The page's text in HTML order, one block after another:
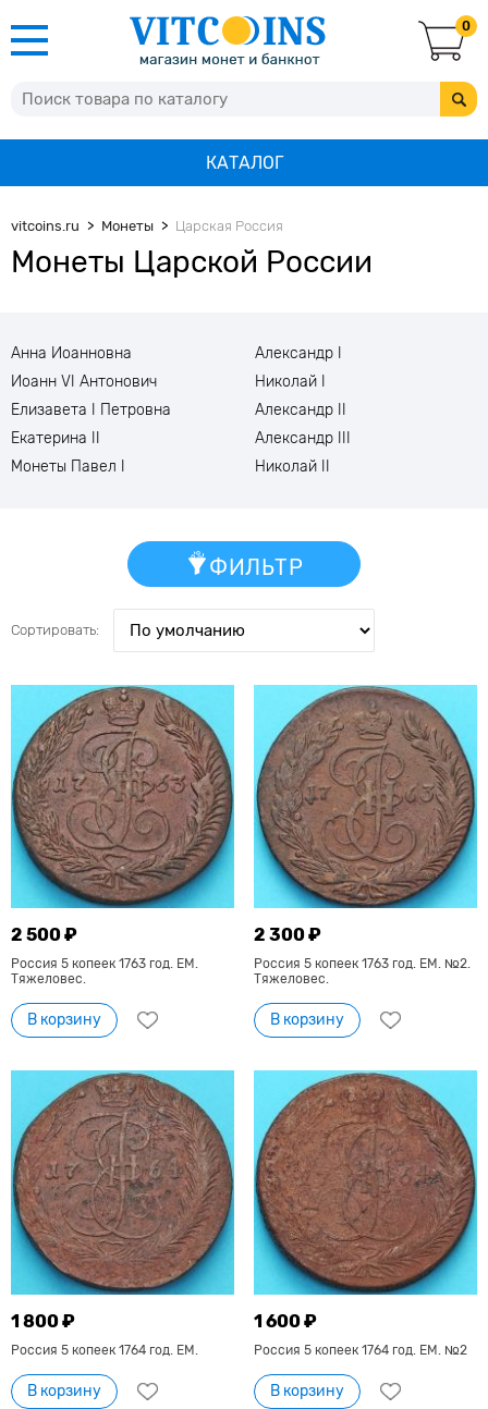
0
КАТАЛОГ
vitcoins.ru Монеты Царская Россия
Монеты Царской России
Анна Иоанновна
Иоанн VI Антонович
Елизавета I Петровна
Екатерина II
Монеты Павел I
Александр I
Николай I
Александр II
Александр III
Николай II
ФИЛЬТР
Сортировать:
2 500 ₽
Россия 5 копеек 1763 год. ЕМ.
Тяжеловес.
В корзину
2 300 ₽
Россия 5 копеек 1763 год. ЕМ. №2.
Тяжеловес.
В корзину
1 800 ₽
Россия 5 копеек 1764 год. ЕМ.
В корзину
1 600 ₽
Россия 5 копеек 1764 год. ЕМ. №2
В корзину